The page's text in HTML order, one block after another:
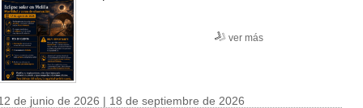
ver más
de junio de 2026 | 18 de septiembre de 2026